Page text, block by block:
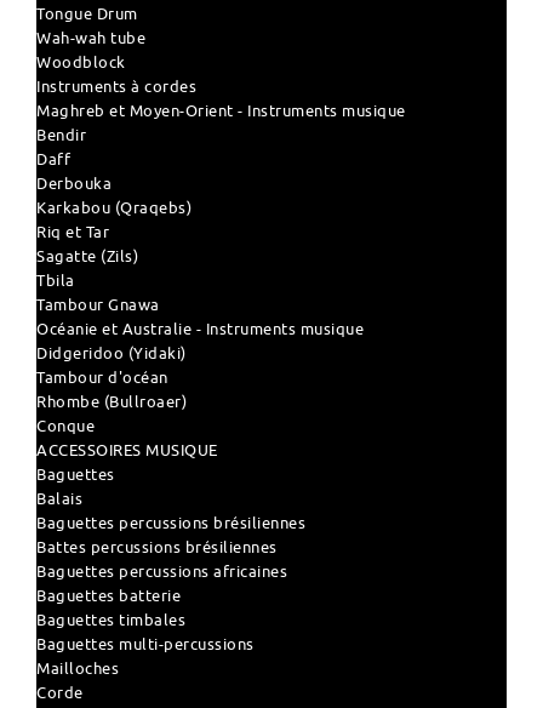
Tongue Drum
Wah-wah tube
Woodblock
Instruments à cordes
Maghreb et Moyen-Orient - Instruments musique
Bendir
Daff
Derbouka
Karkabou (Qraqebs)
Riq et Tar
Sagatte (Zils)
Tbila
Tambour Gnawa
Océanie et Australie - Instruments musique
Didgeridoo (Yidaki)
Tambour d'océan
Rhombe (Bullroaer)
Conque
ACCESSOIRES MUSIQUE
Baguettes
Balais
Baguettes percussions brésiliennes
Battes percussions brésiliennes
Baguettes percussions africaines
Baguettes batterie
Baguettes timbales
Baguettes multi-percussions
Mailloches
Corde